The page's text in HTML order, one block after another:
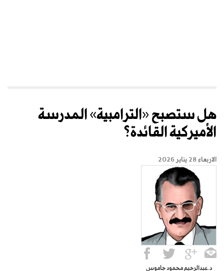
هل ستصبح «الترامبية» المدرسة
الأميركية القائدة؟
الاربعاء 28 يناير 2026
د.عبدالرحيم محمود جاموس